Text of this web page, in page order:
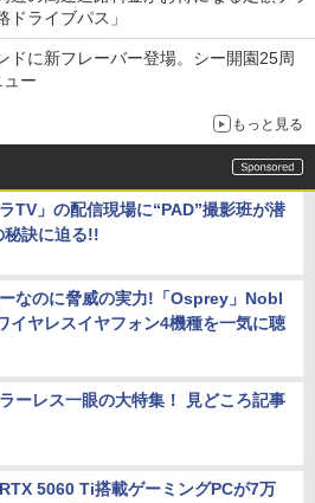
ドライブパス」
ドに新フレーバー登場。シー開園25周
ー
もっと見る
ラTV」の配信現場に“PAD”撮影班が潜
秘訣に迫る!!
なのに脅威の実力!「Osprey」Nobl
イヤレスイヤフォン4機種を一気に聴
ーレス一眼の大特集！ 見どころ記事
5060 Ti搭載ゲーミングPCが7万